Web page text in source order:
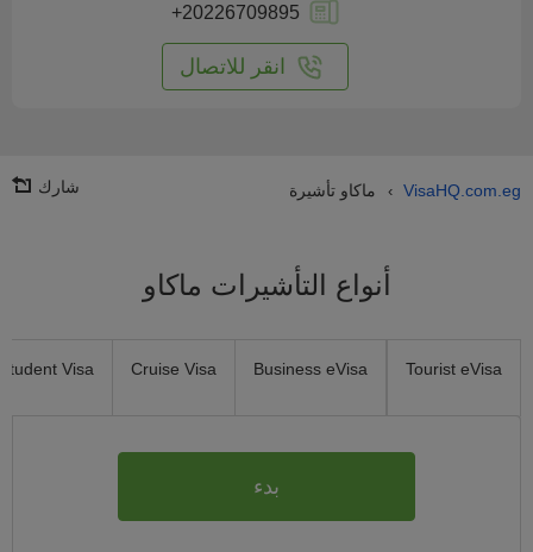
+20226709895
انقر للاتصال
VisaHQ.com.eg
› ماكاو تأشيرة شارك
أنواع التأشيرات ماكاو
Tourist eVisa
Business eVisa
Cruise Visa
Student Visa
بدء